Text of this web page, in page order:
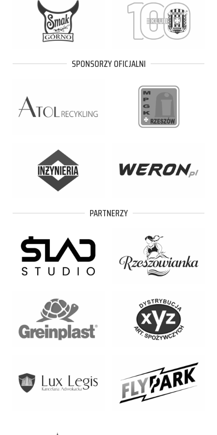
SPONSORZY OFICJALNI
PARTNERZY